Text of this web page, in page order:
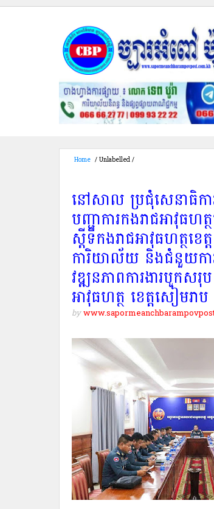
Home /Unlabelled/
នៅសាល ប្រជុំសេនាធិក
បញ្ជាការកងរាជអាវុធ
ស្តីទីកងរាជអាវុធហត្ថខ
ការិយាល័យ និងជំនួយកា
វឌ្ឍនភាពការងារបូកស
អាវុធហត្ថ ខេត្តសៀមរាប
by